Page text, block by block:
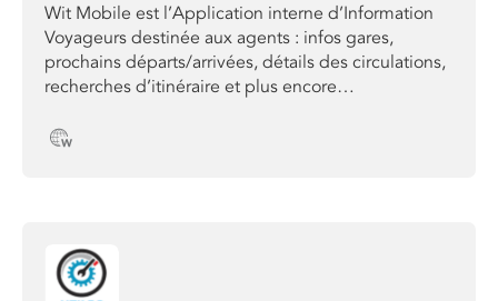
Wit Mobile est l’Application interne d’Information
Voyageurs destinée aux agents : infos gares,
prochains départs/arrivées, détails des circulations,
recherches d’itinéraire et plus encore…